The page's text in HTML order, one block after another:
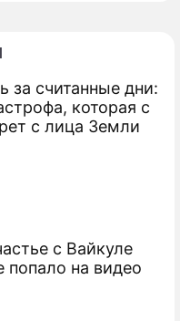
за считанные дни:
которая с
с лица Земли
с Вайкуле
попало на видео